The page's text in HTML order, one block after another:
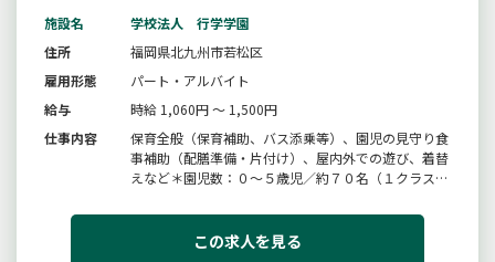
施設名
学校法人 行学学園
住所
福岡県北九州市若松区
雇用形態
パート・アルバイト
給与
時給 1,060円 ～ 1,500円
仕事内容
保育全般（保育補助、バス添乗等）、園児の見守り食
事補助（配膳準備・片付け）、屋内外での遊び、着替
えなど＊園児数：０〜５歳児／約７０名（１クラス２
合があります（有資格者のみ／自家用車使用）＊雇用
期間：令和９年３月３１日迄以降、１年毎の更新業務
この求人を見る